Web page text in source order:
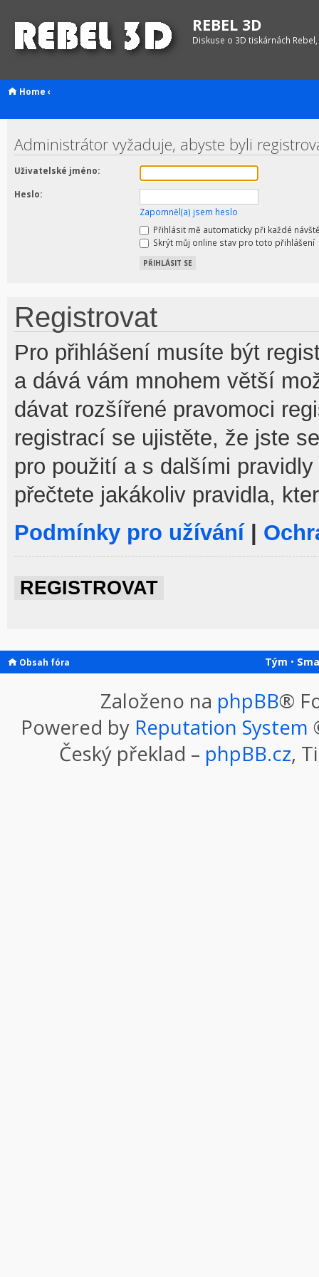
REBEL 3D
Diskuse o 3D tiskárnách
Home ‹
Administrátor vyžaduje, abyste byli
Uživatelské jméno:
Heslo:
Zapomněl(a) jsem heslo
Přihlásit mě automaticky při každé
Skrýt můj online stav pro toto přihlášení
Registrovat
Pro přihlášení musíte být
a dává vám mnohem větší
dávat rozšířené pravomoci
registrací se ujistěte, že jste
pro použití a s dalšími
přečtete jakákoliv pravidla,
Podmínky pro užívání|
REGISTROVAT
Obsah fóra Tým •
Založeno na phpBB®
Powered by Reputation System
Český překlad – phpBB.cz,